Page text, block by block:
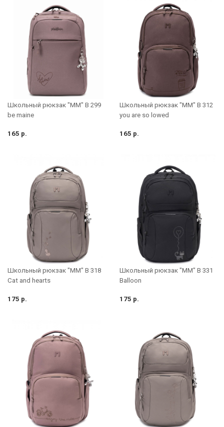
Школьный рюкзак "MM" B 299
be maine
165 р.
Школьный рюкзак "MM" B 312
you are so lowed
165 р.
Школьный рюкзак "MM" B 318
Cat and hearts
175 р.
Школьный рюкзак "MM" B 331
Balloon
175 р.